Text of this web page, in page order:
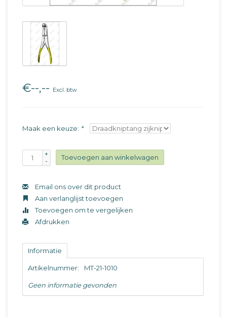
€--,-- Excl. btw
Maak een keuze: *
+
-
Toevoegen aan winkelwagen
Email ons over dit product
Aan verlanglijst toevoegen
Toevoegen om te vergelijken
Afdrukken
Informatie
Artikelnummer: MT-21-1010
Geen informatie gevonden